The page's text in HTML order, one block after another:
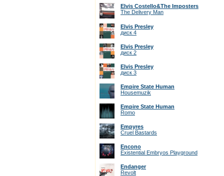
Elvis Costello&The Imposters
The Delivery Man
Elvis Presley
диск 4
Elvis Presley
диск 2
Elvis Presley
диск 3
Empire State Human
Housemuzik
Empire State Human
Romo
Empyres
Cruel Bastards
Encono
Existential Embryos Playground
Endanger
Revolt